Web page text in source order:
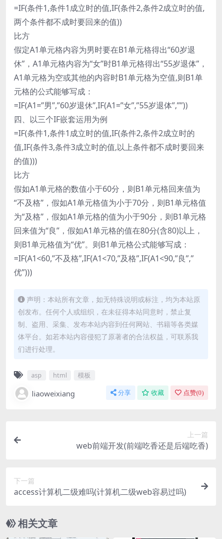
=IF(条件1,条件1成立时的值,IF(条件2,条件2成立时的值,
两个条件都不成时要回来的值))
比方
假定A1单元格内容为男时要在B1单元格得出“60岁退
休”，A1单元格内容为“女”时B1单元格得出“55岁退体”，
A1单元格为空或其他的内容时B1单元格为空值,则B1单
元格的公式能够写成：
=IF(A1=”男”,”60岁退休”,IF(A1=”女”,”55岁退体”,””))
四、以三个IF嵌套运用为例
=IF(条件1,条件1成立时的值,IF(条件2,条件2成立时的
值,IF(条件3,条件3成立时的值,以上条件都不成时要回来
的值)))
比方
假如A1单元格的数值小于60分，则B1单元格回来值为
“不及格”，假如A1单元格值为小于70分，则B1单元格值
为“及格”，假如A1单元格的值为小于90分，则B1单元格
回来值为“良”，假如A1单元格的值在80分(含80)以上，
则B1单元格值为“优”。则B1单元格公式能够写成：
=IF(A1<60,”不及格”,IF(A1<70,”及格”,IF(A1<90,”良”,”
优”)))
声明：本站所有文章，如无特殊说明或标注，均为本站原
创发布。任何个人或组织，在未征得本站同意时，禁止复
制、盗用、采集、发布本站内容到任何网站、书籍等各类媒
体平台。如若本站内容侵犯了原著者的合法权益，可联系我
们进行处理。
asp html 模板
liaoweixiang 分享 收藏 点赞(0)
上一篇
web前端开发(前端吃香还是后端吃香)
下一篇
access计算机二级难吗(计算机二级web容易过吗)
相关文章